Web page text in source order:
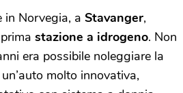
in Norvegia, a Stavanger,
stazione a idrogeno. Non
era possibile noleggiare la
un’auto molto innovativa,